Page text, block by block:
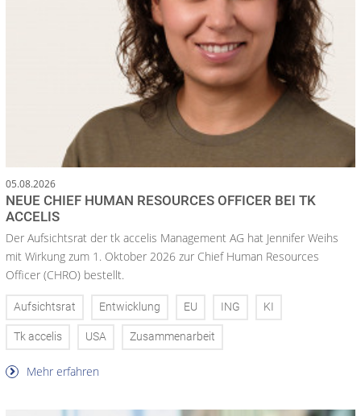
05.08.2026
NEUE CHIEF HUMAN RESOURCES OFFICER BEI TK
ACCELIS
Der Aufsichtsrat der tk accelis Management AG hat Jennifer Weihs
mit Wirkung zum 1. Oktober 2026 zur Chief Human Resources
Officer (CHRO) bestellt.
Aufsichtsrat Entwicklung EU ING KI
Tk accelis USA Zusammenarbeit
Mehr erfahren